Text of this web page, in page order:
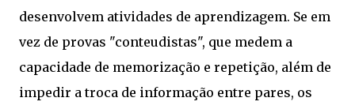
desenvolvem atividades de aprendizagem. Se em
vez de provas "conteudistas", que medem a
capacidade de memorização e repetição, além de
impedir a troca de informação entre pares, os